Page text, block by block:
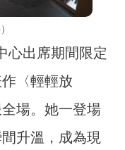
心出席期間限定
〈輕輕放
場。她一登場
升溫，成為現